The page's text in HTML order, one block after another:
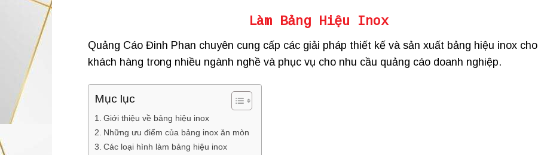
Làm Bảng Hiệu Inox
Quảng Cáo Đinh Phan chuyên cung cấp các giải pháp thiết kế và sản xuất bảng hiệu inox cho
khách hàng trong nhiều ngành nghề và phục vụ cho nhu cầu quảng cáo doanh nghiệp.
Mục lục
Giới thiệu về bảng hiệu inox
Những ưu điểm của bảng inox ăn mòn
Các loại hình làm bảng hiệu inox